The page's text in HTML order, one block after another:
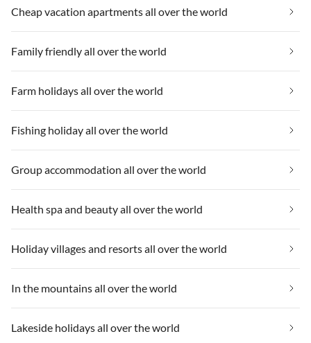
Cheap vacation apartments all over the world
Family friendly all over the world
Farm holidays all over the world
Fishing holiday all over the world
Group accommodation all over the world
Health spa and beauty all over the world
Holiday villages and resorts all over the world
In the mountains all over the world
Lakeside holidays all over the world